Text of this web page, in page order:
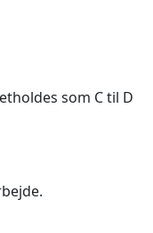
som C til D